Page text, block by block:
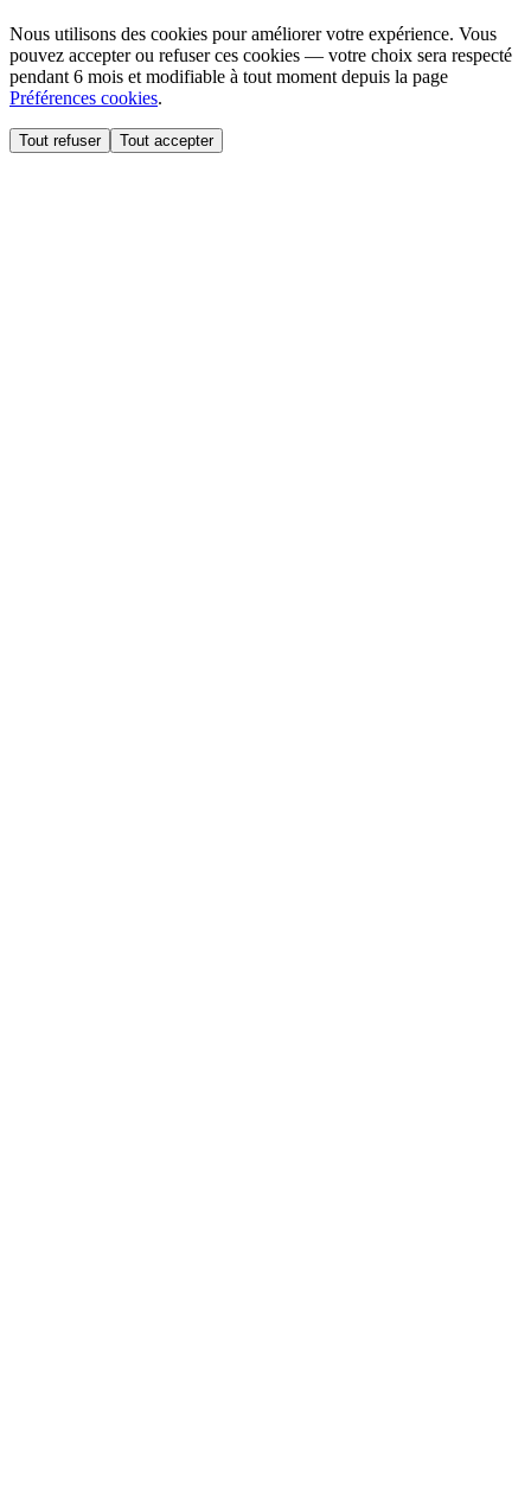
Nous utilisons des cookies pour améliorer votre expérience. Vous
pouvez accepter ou refuser ces cookies — votre choix sera respecté
pendant 6 mois et modifiable à tout moment depuis la page
Préférences cookies.
Tout refuser Tout accepter